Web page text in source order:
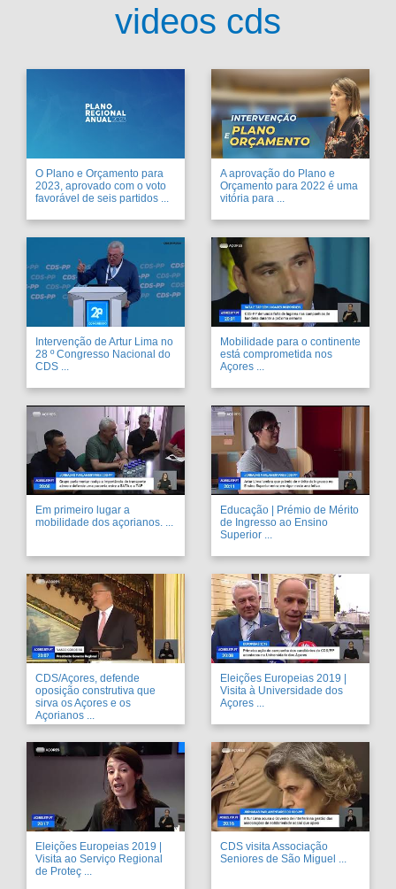
videos cds
O Plano e Orçamento para
2023, aprovado com o voto
favorável de seis partidos ...
A aprovação do Plano e
Orçamento para 2022 é uma
vitória para ...
Intervenção de Artur Lima no
28 º Congresso Nacional do
CDS ...
Mobilidade para o continente
está comprometida nos
Açores ...
Em primeiro lugar a
mobilidade dos açorianos. ...
Educação | Prémio de Mérito
de Ingresso ao Ensino
Superior ...
CDS/Açores, defende
oposição construtiva que
sirva os Açores e os
Açorianos ...
Eleições Europeias 2019 |
Visita à Universidade dos
Açores ...
Eleições Europeias 2019 |
Visita ao Serviço Regional
de Proteç ...
CDS visita Associação
Seniores de São Miguel ...